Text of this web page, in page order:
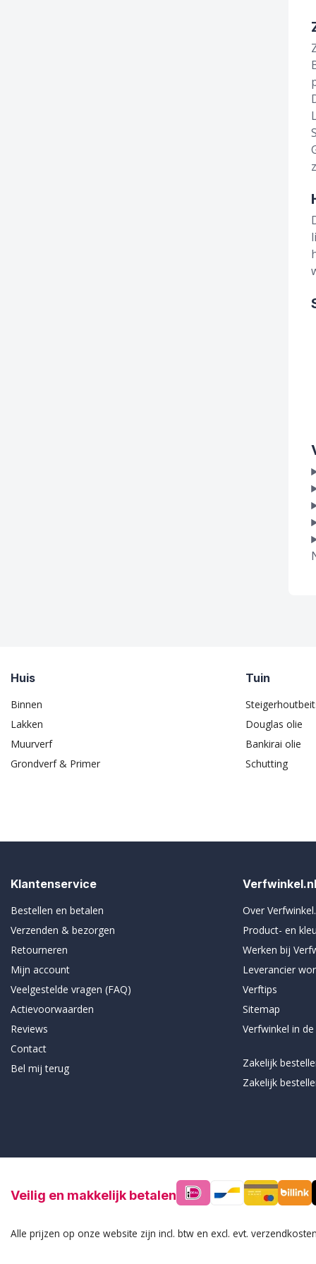
Huis
Binnen
Lakken
Muurverf
Grondverf & Primer
Tuin
Douglas olie
Bankirai olie
Schutting
Klantenservice
Bestellen en betalen
Verzenden & bezorgen
Retourneren
Mijn account
Veelgestelde vragen (FAQ)
Actievoorwaarden
Reviews
Contact
Bel mij terug
Verfwinkel.nl
Over
Product- en
Werken bij
Leverancier
Verftips
Sitemap
Verfwinkel in
Zakelijk
Zakelijk
Veilig en makkelijk betalen
Alle prijzen op onze website zijn incl. btw en excl. evt.